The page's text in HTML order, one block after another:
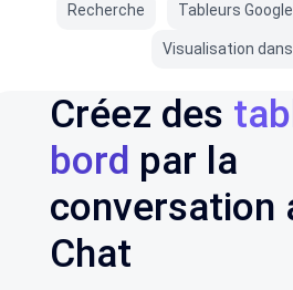
Recherche Tableurs Google
Visualisation dans
Créez des
bord par la
conversation
Chat